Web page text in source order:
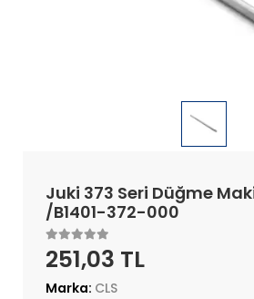
Juki 373 Seri Düğme
/B1401-372-000
251,03 TL
Marka: CLS